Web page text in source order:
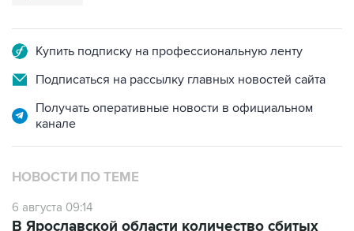
Купить подписку на профессиональную ленту
Подписаться на рассылку главных новостей сайта
Получать оперативные новости в официальном
канале
НОВОСТИ ПО ТЕМЕ
6 августа 09:14
В Ярославской области количество сбитых